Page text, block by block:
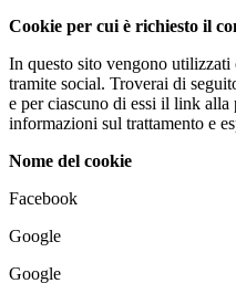
Cookie per cui è richiesto il
In questo sito vengono utilizzati
tramite social. Troverai di
e per ciascuno di essi il link
informazioni sul trattamento e
Nome del cookie
Facebook
Google
Google